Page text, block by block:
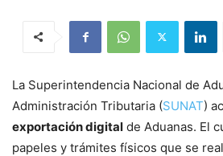
La Superintendencia Nacional de
Administración Tributaria (SUNAT)
exportación digital de Aduanas. El
papeles y trámites físicos que se